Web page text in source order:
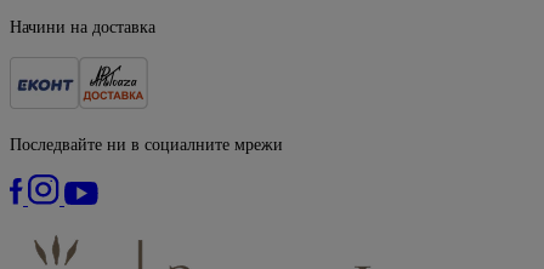
Начини на доставка
Последвайте ни в социалните мрежи